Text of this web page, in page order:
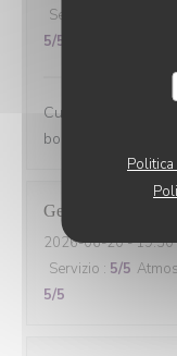
Servizio
5/5
Cuisine familiale
bon.....
Gennifer
2026-06-20- 19:30
Servizio : 5/5
5/5